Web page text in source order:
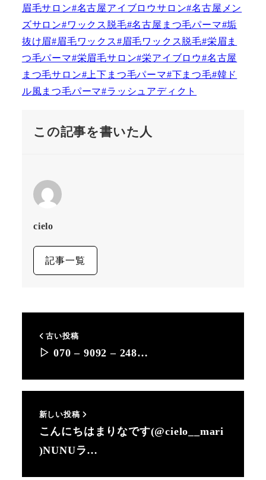
この記事を書いた人
cielo
記事一覧
古い投稿
▷ 070 – 9092 – 248…
新しい投稿
こんにちはまりなです(@cielo__mari
)NUNUラ…